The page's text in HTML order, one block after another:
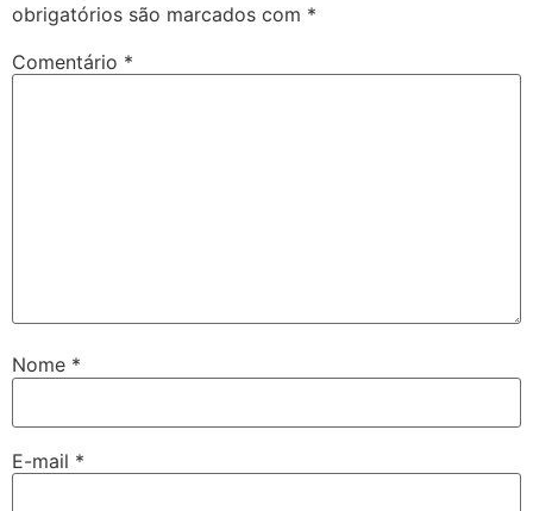
obrigatórios são marcados com *
Comentário *
Nome *
E-mail *